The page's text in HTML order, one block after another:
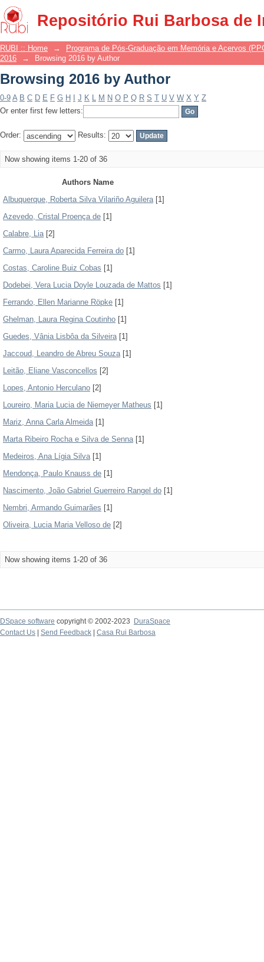
Repositório Rui Barbosa de
Browsing 2016 by Author
RUBI :: Home →
Programa de Pós-Graduação em Memória e Acervos
2016
→ Browsing 2016 by Author
Browsing 2016 by Author
0-9 A B C D E F G H J K L M N O P Q R S T U V W X Y Z
Or enter first few letters:
Order: Results:
Now showing items 1-20 of 36
Authors Name
Albuquerque, Roberta Silva Vilariño Aguilera[1]
Azevedo, Cristal Proença de [1]
Calabre, Lia[2]
Carmo, Laura Aparecida Ferreira do [1]
Costas, Caroline Buiz Cobas [1]
Dodebei, Vera Lucia Doyle Louzada de Mattos [1]
Ferrando, Ellen Marianne Röpke [1]
Ghelman, Laura Regina Coutinho [1]
Guedes, Vânia Lisbôa da Silveira[1]
Jaccoud, Leandro de Abreu Souza[1]
Leitão, Eliane Vasconcellos [2]
Lopes, Antonio Herculano [2]
Loureiro, Maria Lucia de Niemeyer Matheus [1]
Mariz, Anna Carla Almeida[1]
Marta Ribeiro Rocha e Silva de Senna[1]
Medeiros, Ana Lígia Silva[1]
Mendonça, Paulo Knauss de [1]
Nascimento, João Gabriel Guerreiro Rangel do [1]
Nembri, Armando Guimarães [1]
Oliveira, Lucia Maria Velloso de [2]
Now showing items 1-20 of 36
DSpace software copyright © 2002-2023
DuraSpace
Contact Us
Send Feedback Casa Rui Barbosa